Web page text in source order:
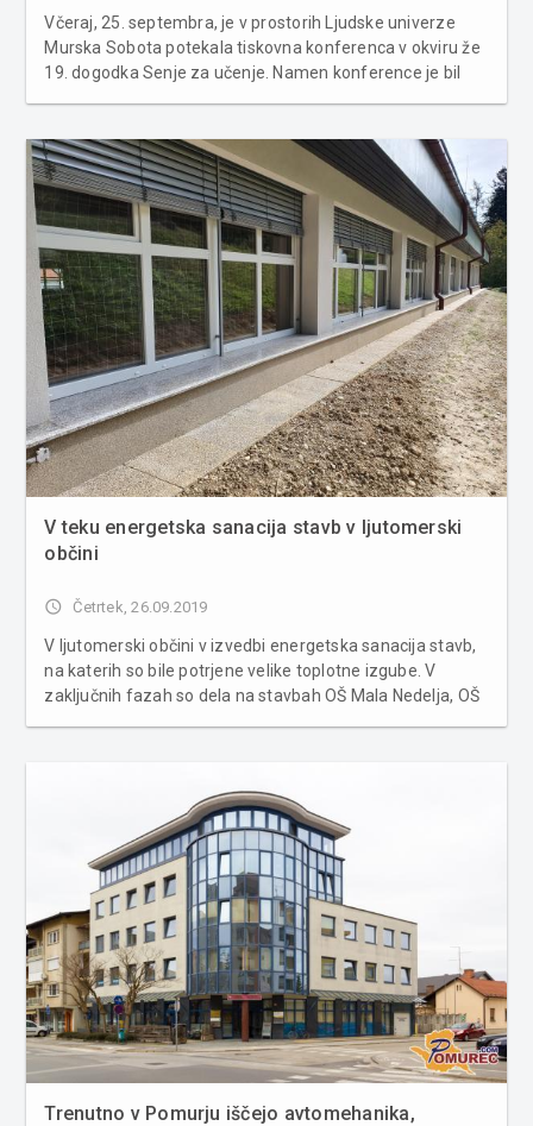
Včeraj, 25. septembra, je v prostorih Ljudske univerze
Murska Sobota potekala tiskovna konferenca v okviru že
19. dogodka Senje za učenje. Namen konference je bil
javnosti o aktualnih m...
V teku energetska sanacija stavb v ljutomerski
občini
access_time Četrtek, 26.09.2019
V ljutomerski občini v izvedbi energetska sanacija stavb,
na katerih so bile potrjene velike toplotne izgube. V
zaključnih fazah so dela na stavbah OŠ Mala Nedelja, OŠ
Trenutno v Pomurju iščejo avtomehanika,